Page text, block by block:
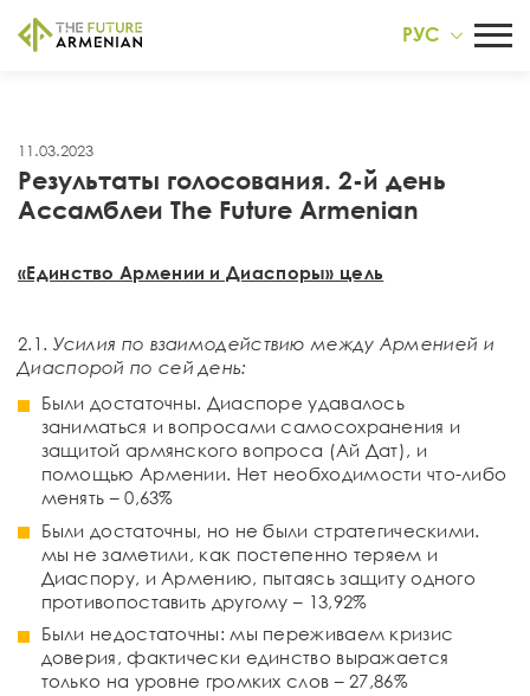
РУС
11.03.2023
Результаты голосования. 2-й день
Ассамблеи The Future Armenian
«Eдинство Армении и Диаспоры» цель
2.1. Усилия по взаимодействию между Арменией и
Диаспорой по сей день:
Были достаточны. Диаспоре удавалось
заниматься и вопросами самосохранения и
защитой армянского вопроса (Ай Дат), и
помощью Армении. Нет необходимости что-либо
менять – 0,63%
Были достаточны, но не были стратегическими.
мы не заметили, как постепенно теряем и
Диаспору, и Армению, пытаясь защиту одного
противопоставить другому – 13,92%
Были недостаточны: мы переживаем кризис
доверия, фактически единство выражается
только на уровне громких слов – 27,86%